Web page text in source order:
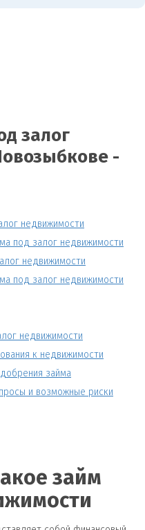
залог
-
недвижимости
под залог недвижимости
недвижимости
под залог недвижимости
недвижимости
к недвижимости
займа
и возможные риски
займ